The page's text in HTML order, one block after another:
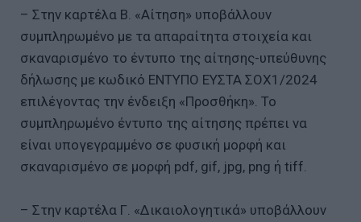
– Στην καρτέλα Β. «Αίτηση» υποβάλλουν
συμπληρωμένο με τα απαραίτητα στοιχεία και
σκαναρισμένο το έντυπο της αίτησης-υπεύθυνης
δήλωσης με κωδικό ΕΝΤΥΠΟ ΕΥΣΤΑ ΣΟΧ1/2024
επιλέγοντας την ένδειξη «Προσθήκη». Το
συμπληρωμένο έντυπο της αίτησης πρέπει να
είναι υπογεγραμμένο σε φυσική μορφή και
σκαναρισμένο σε μορφή pdf, gif, jpg, png ή tiff.
– Στην καρτέλα Γ. «Δικαιολογητικά» υποβάλλουν